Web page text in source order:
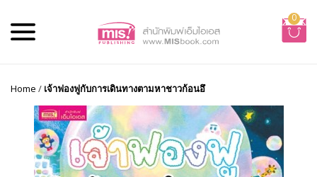
0
Home / เจ้าฟองฟูกับการเดินทางตามหาชาวก้อนอึ